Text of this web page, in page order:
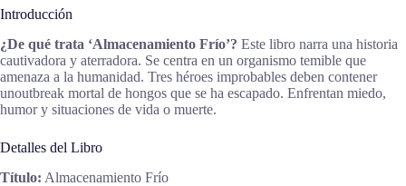
Introducción
¿De qué trata ‘Almacenamiento Frío’? Este libro narra una historia
cautivadora y aterradora. Se centra en un organismo temible que
amenaza a la humanidad. Tres héroes improbables deben contener
unoutbreak mortal de hongos que se ha escapado. Enfrentan miedo,
humor y situaciones de vida o muerte.
Detalles del Libro
Título: Almacenamiento Frío